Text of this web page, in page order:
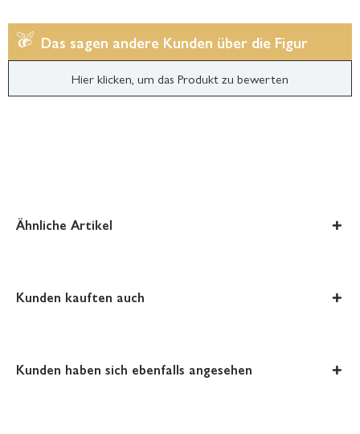
Das sagen andere Kunden über die Figur
Hier klicken, um das Produkt zu bewerten
Ähnliche Artikel
Kunden kauften auch
Kunden haben sich ebenfalls angesehen